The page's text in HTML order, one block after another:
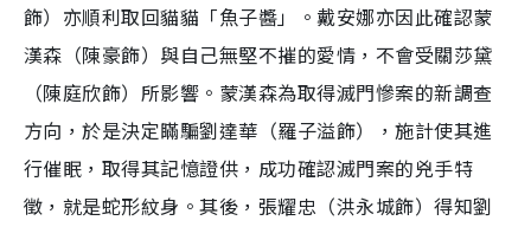
飾）亦順利取回貓貓「魚子醬」。戴安娜亦因此確認蒙
漢森（陳豪飾）與自己無堅不摧的愛情，不會受關莎黛
（陳庭欣飾）所影響。蒙漢森為取得滅門慘案的新調查
方向，於是決定瞞騙劉達華（羅子溢飾），施計使其進
行催眠，取得其記憶證供，成功確認滅門案的兇手特
徵，就是蛇形紋身。其後，張耀忠（洪永城飾）得知劉